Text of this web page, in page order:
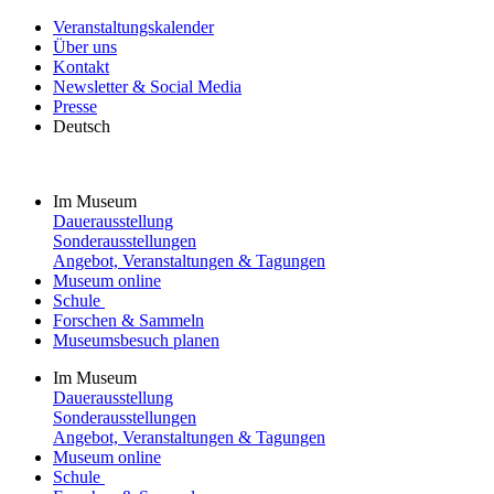
Veranstaltungskalender
Über uns
Kontakt
Newsletter & Social Media
Presse
Deutsch
Im Museum
Dauerausstellung
Sonderausstellungen
Angebot, Veranstaltungen & Tagungen
Museum online
Schule
Forschen & Sammeln
Museumsbesuch planen
Im Museum
Dauerausstellung
Sonderausstellungen
Angebot, Veranstaltungen & Tagungen
Museum online
Schule